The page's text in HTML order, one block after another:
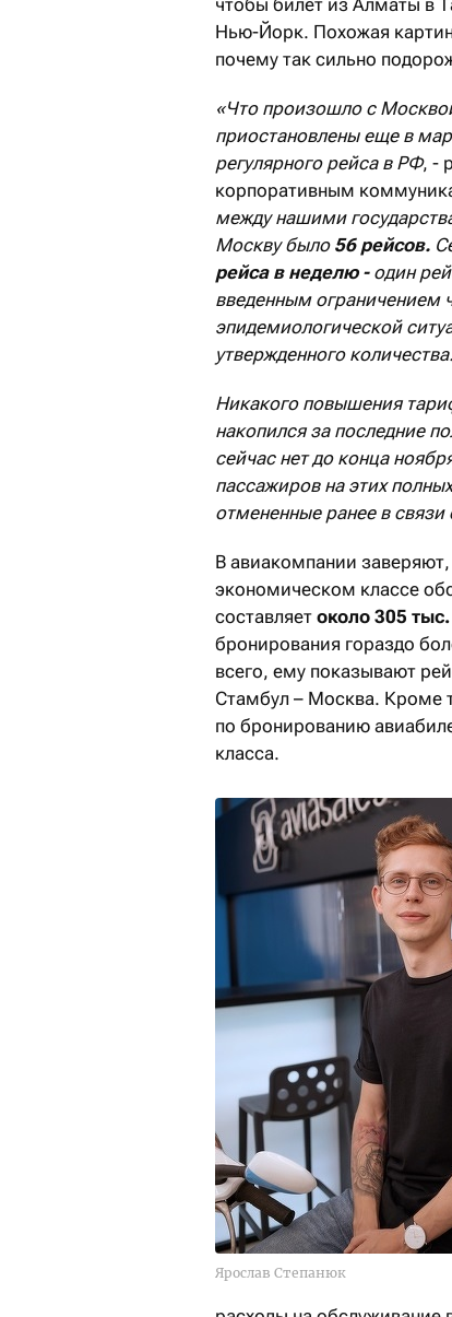
чтобы билет из Алматы в
Нью-Йорк. Похожая
почему так сильно
«Что произошло с
приостановлены еще в
регулярного рейса в РФ, -
корпоративным
между нашими
Москву было 56 рейсов.
рейса в неделю - один
введенным ограничением
эпидемиологической
утвержденного количества.
Никакого повышения
накопился за последние
сейчас нет до конца
пассажиров на этих
отмененные ранее в
В авиакомпании
экономическом классе
составляет около 305 тыс.
бронирования гораздо
всего, ему показывают
Стамбул – Москва. Кроме
по бронированию
класса.
Ярослав Степанюк